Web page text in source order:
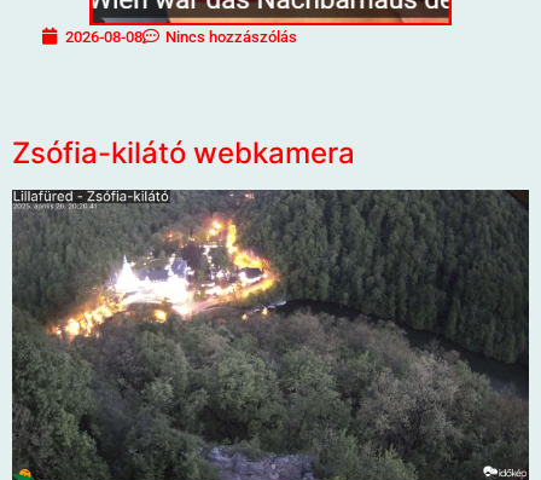
2026-08-08 Nincs hozzászólás
Zsófia-kilátó webkamera